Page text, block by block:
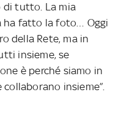
di tutto. La mia
ha fatto la foto… Oggi
della Rete, ma in
insieme, se
è perché siamo in
insieme”.